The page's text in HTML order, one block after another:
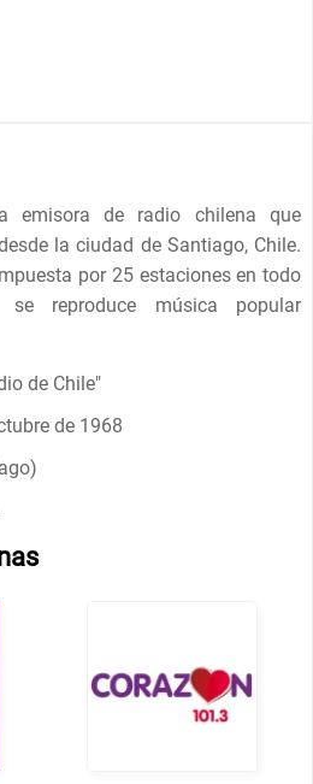
emisora ​​de radio chilena que
la ciudad de Santiago, Chile.
por 25 estaciones en todo
reproduce música popular
de Chile"
de 1968